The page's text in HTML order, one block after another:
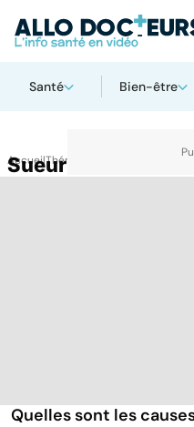
Santé Bien-être
AccueilThématiques
Sueur
Quelles sont les